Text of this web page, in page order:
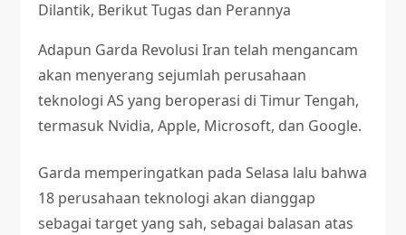
Dilantik, Berikut Tugas dan Perannya
Adapun Garda Revolusi Iran telah mengancam
akan menyerang sejumlah perusahaan
teknologi AS yang beroperasi di Timur Tengah,
termasuk Nvidia, Apple, Microsoft, dan Google.
Garda memperingatkan pada Selasa lalu bahwa
18 perusahaan teknologi akan dianggap
sebagai target yang sah, sebagai balasan atas